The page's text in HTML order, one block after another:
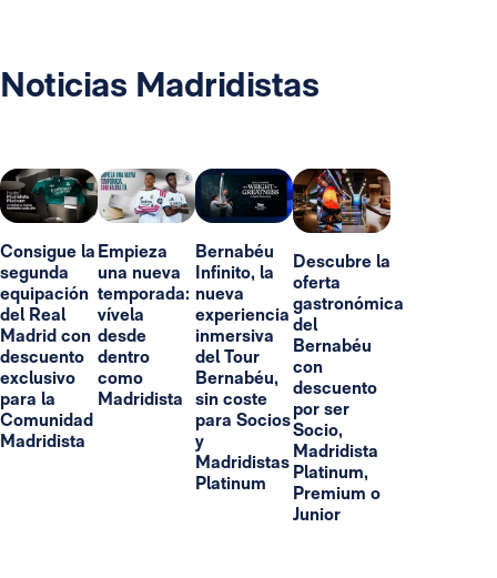
Noticias Madridistas
Consigue la
segunda
equipación
del Real
Madrid con
descuento
exclusivo
para la
Comunidad
Madridista
Empieza
una nueva
temporada:
vívela
desde
dentro
como
Madridista
Bernabéu
Infinito, la
nueva
experiencia
inmersiva
del Tour
Bernabéu,
sin coste
para Socios
y
Madridistas
Platinum
Descubre la
oferta
gastronómica
del
Bernabéu
con
descuento
por ser
Socio,
Madridista
Platinum,
Premium o
Junior